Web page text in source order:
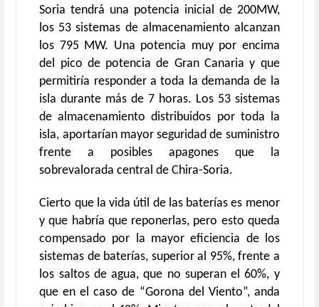
Soria tendrá una potencia inicial de 200MW,
los 53 sistemas de almacenamiento alcanzan
los 795 MW. Una potencia muy por encima
del pico de potencia de Gran Canaria y que
permitiría responder a toda la demanda de la
isla durante más de 7 horas. Los 53 sistemas
de almacenamiento distribuidos por toda la
isla, aportarían mayor seguridad de suministro
frente a posibles apagones que la
sobrevalorada central de Chira-Soria.
Cierto que la vida útil de las baterías es menor
y que habría que reponerlas, pero esto queda
compensado por la mayor eficiencia de los
sistemas de baterías, superior al 95%, frente a
los saltos de agua, que no superan el 60%, y
que en el caso de “Gorona del Viento”, anda